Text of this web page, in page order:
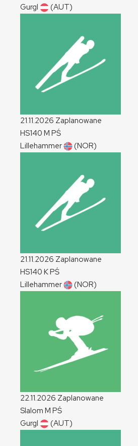
Gurgl
(AUT)
21.11.2026 Zaplanowane
HS140 M PŚ
Lillehammer
(NOR)
21.11.2026 Zaplanowane
HS140 KPŚ
Lillehammer
(NOR)
22.11.2026 Zaplanowane
Slalom M PŚ
Gurgl
(AUT)